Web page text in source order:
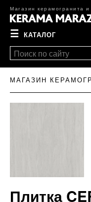
Магазин керамогранита и
☰ КАТАЛОГ
МАГАЗИН
Плитка